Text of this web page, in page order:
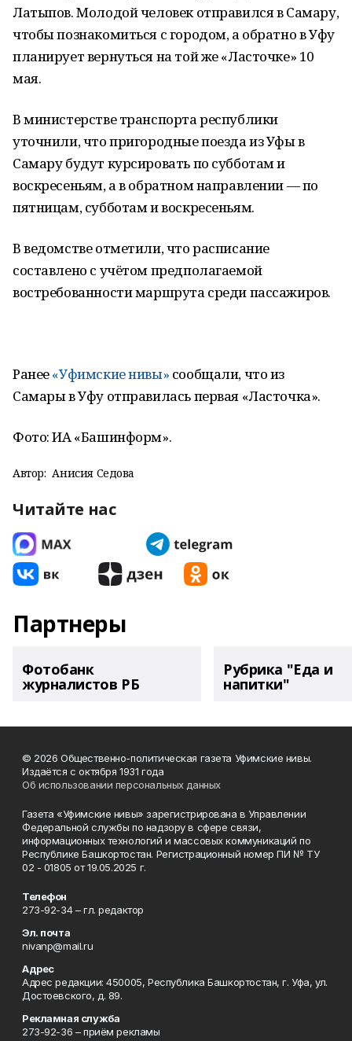
Латыпов. Молодой человек отправился в Самару,
чтобы познакомиться с городом, а обратно в Уфу
планирует вернуться на той же «Ласточке» 10
мая.
В министерстве транспорта республики
уточнили, что пригородные поезда из Уфы в
Самару будут курсировать по субботам и
воскресеньям, а в обратном направлении — по
пятницам, субботам и воскресеньям.
В ведомстве отметили, что расписание
составлено с учётом предполагаемой
востребованности маршрута среди пассажиров.
Ранее«Уфимские нивы» сообщали, что из
Самары в Уфу отправилась первая «Ласточка».
Фото: ИА «Башинформ».
Автор: Анисия Седова
Читайте нас
Партнеры
Фотобанк
журналистов РБ
Рубрика "Еда и
напитки"
© 2026 Общественно-политическая газета Уфимские нивы.
Издаётся с октября 1931 года
Об использовании персональных данных
Газета «Уфимские нивы» зарегистрирована в Управлении
Федеральной службы по надзору в сфере связи,
информационных технологий и массовых коммуникаций по
Республике Башкортостан. Регистрационный номер ПИ № ТУ
02 - 01805 от 19.05.2025 г.
Телефон
273-92-34 – гл. редактор
Эл. почта
nivanp@mail.ru
Адрес
Адрес редакции: 450005, Республика Башкортостан, г. Уфа, ул.
Достоевского, д. 89.
Рекламная служба
273-92-36 – приём рекламы